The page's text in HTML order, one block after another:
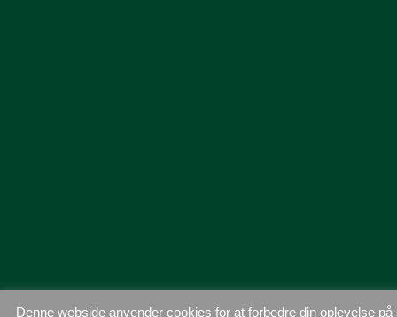
Denne webside anvender cookies for at forbedre din oplevelse